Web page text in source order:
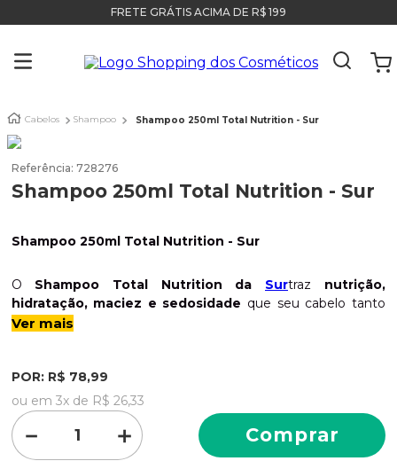
FRETE GRÁTIS ACIMA DE R$ 199
Cabelos Shampoo Shampoo 250ml Total Nutrition - Sur
Referência: 728276
Shampoo 250ml Total Nutrition - Sur
Shampoo 250ml Total Nutrition - Sur
O Shampoo Total Nutrition da Surtraz nutrição,
hidratação, maciez e sedosidade que seu cabelo tanto
precisa reparando os fios, dando mais
hidratação, deixando seus cabelos secos e quebradiços.
Possuiágua de coco
combinação perfeita para condicionamento ereparação
dos fios desidratados
Ver mais
POR: R$ 78,99
ou em 3x de R$ 26,33
＋
－ Comprar